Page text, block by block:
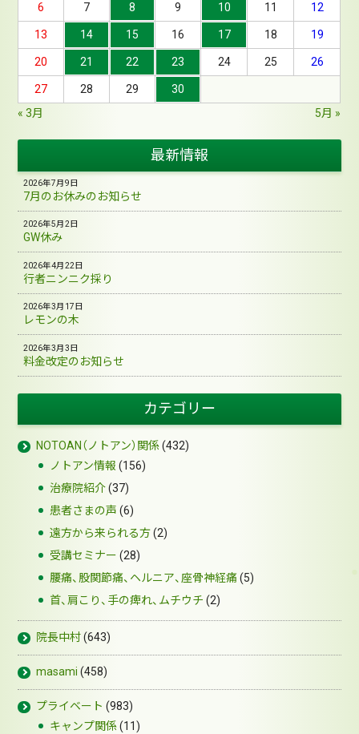
6 7 8 9 10 11 12
13 14 15 16 17 18 19
20 21 22 23 24 25 26
27 28 29
30
« 3月
5月 »
最新情報
7月のお休みのお知らせ
2026年7月9日
GW休み
2026年5月2日
行者ニンニク採り
2026年4月22日
レモンの木
2026年3月17日
料金改定のお知らせ
2026年3月3日
カテゴリー
NOTOAN（ノトアン）関係(432)
ノトアン情報 (156)
治療院紹介(37)
患者さまの声 (6)
遠方から来られる方(2)
受講セミナー (28)
腰痛、股関節痛、ヘルニア、座骨神経痛 (5)
首、肩こり、手の痺れ、ムチウチ (2)
院長中村(643)
masami (458)
プライベート (983)
キャンプ関係(11)